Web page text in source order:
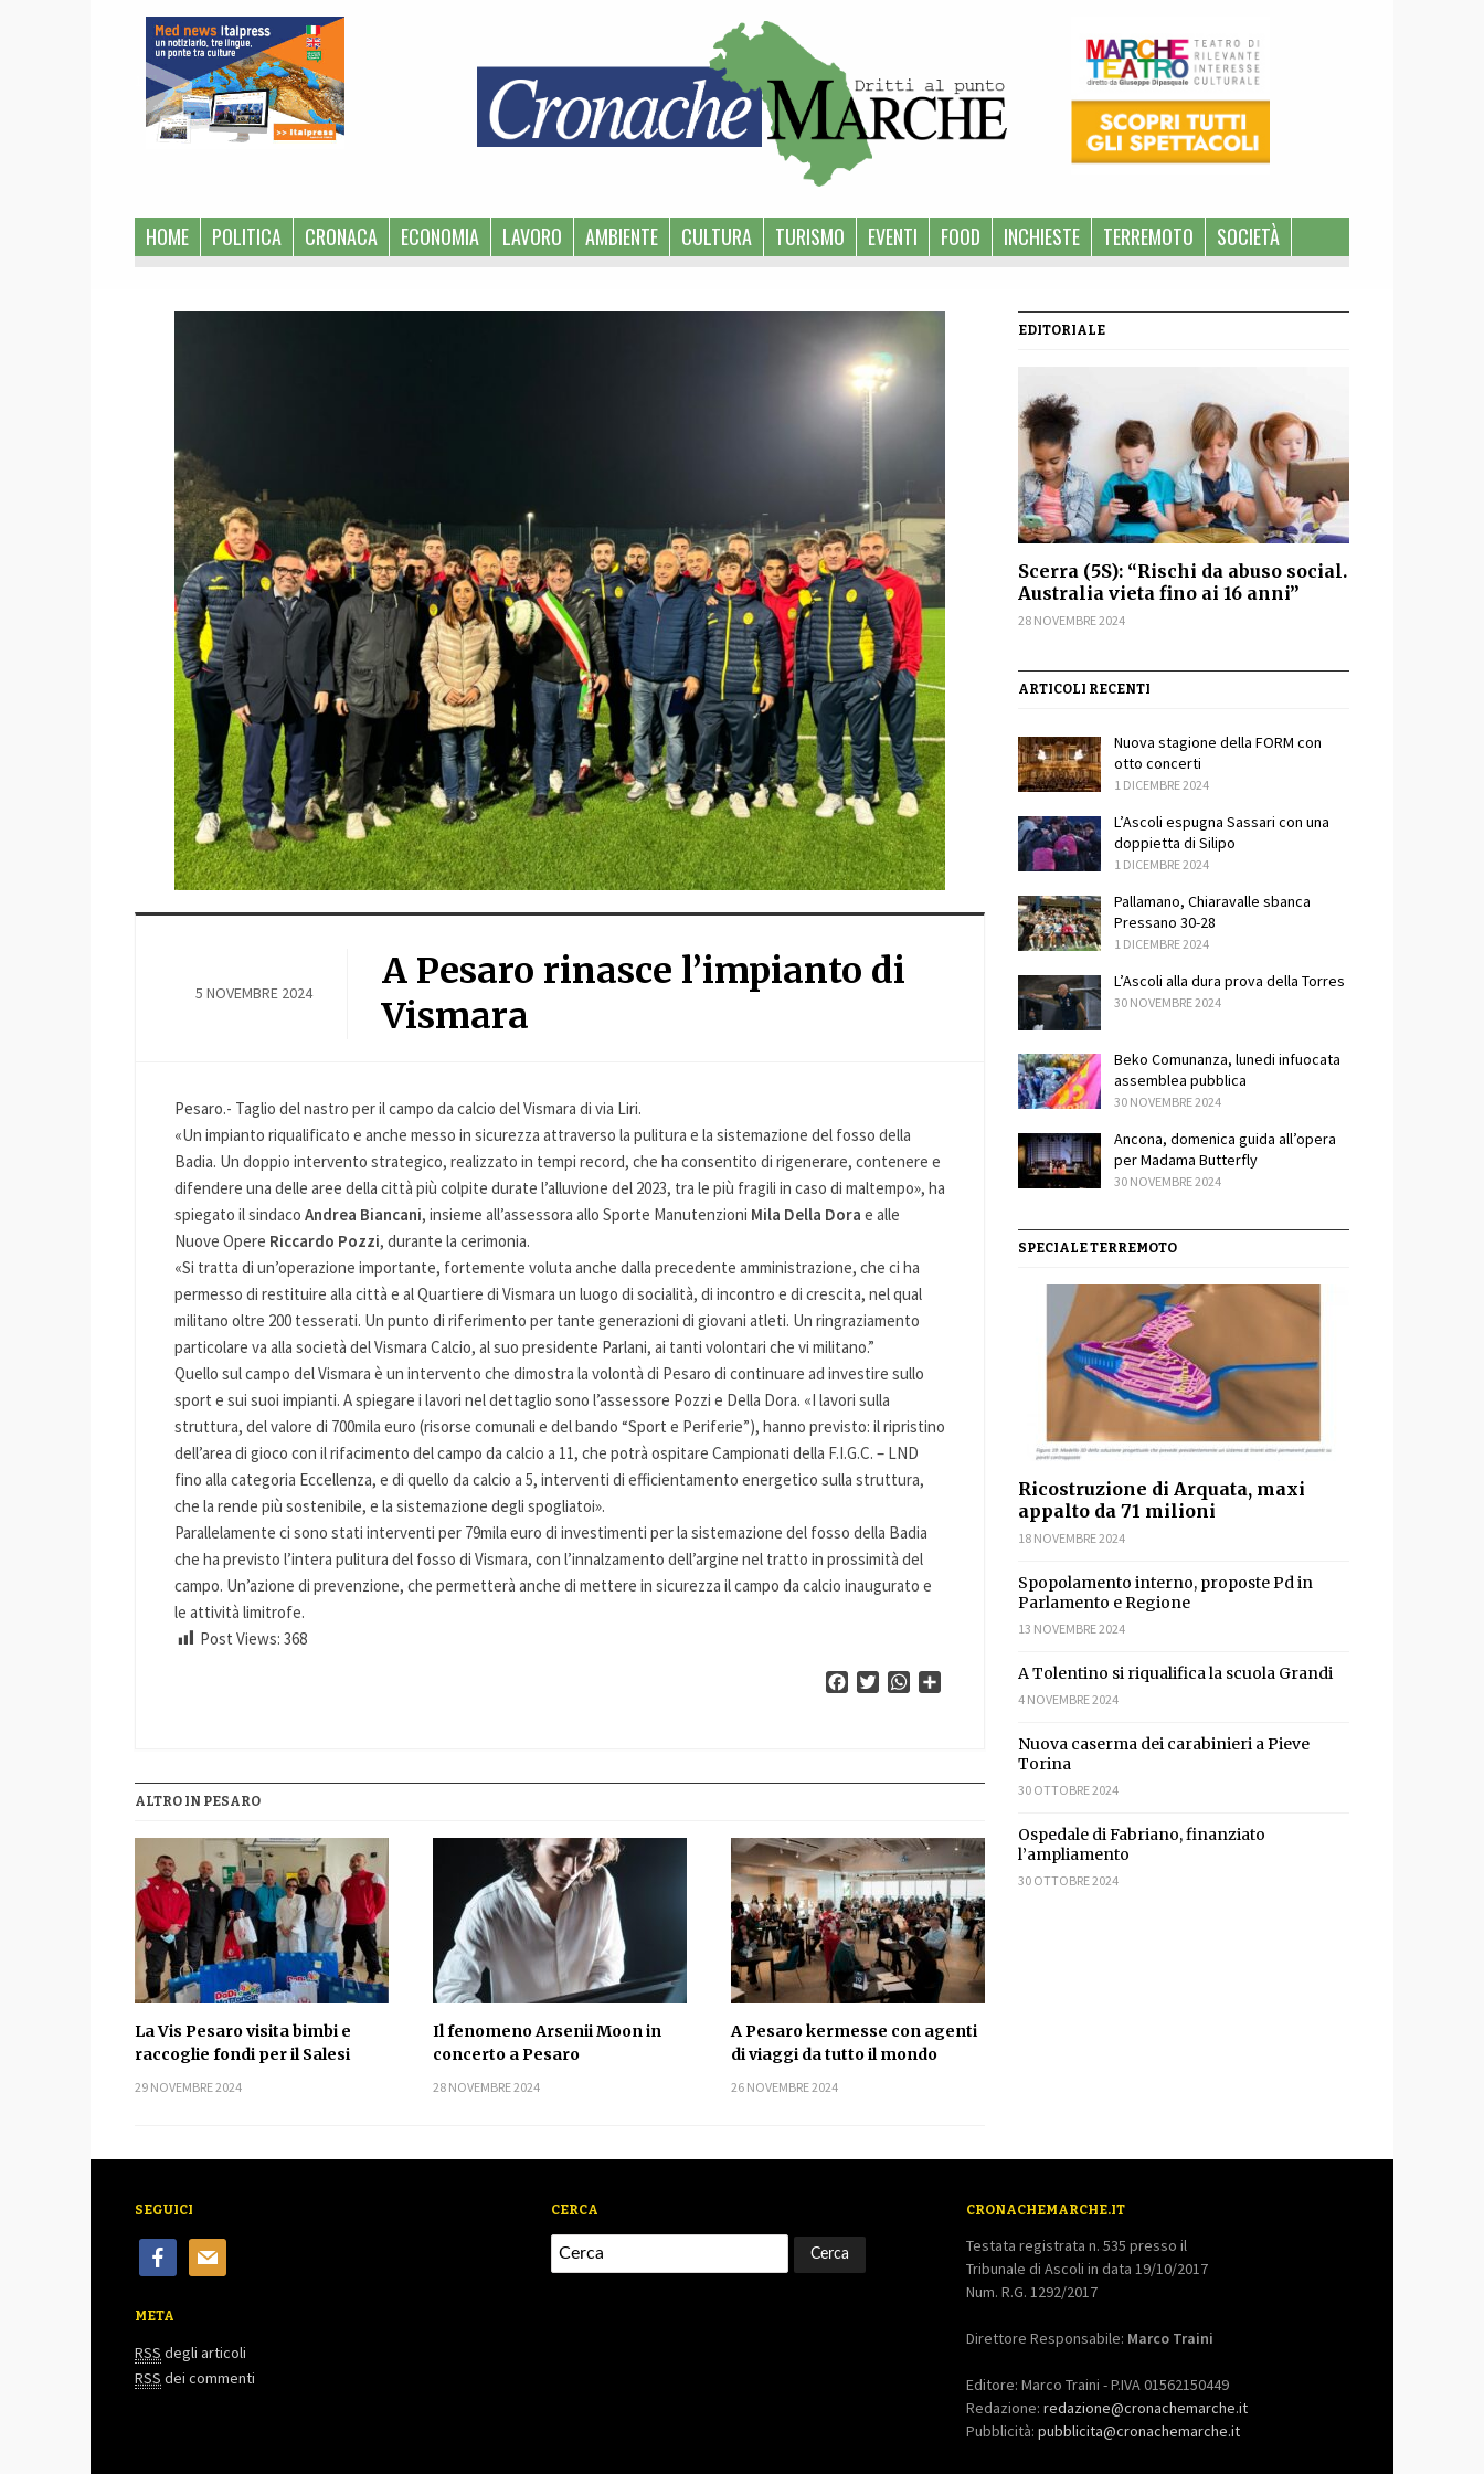
HOME POLITICA CRONACA ECONOMIA LAVORO AMBIENTE CULTURA TURISMO EVENTI FOOD INCHIESTE TERREMOTO SOCIETÀ
5 NOVEMBRE 2024
A Pesaro rinasce l’impianto di
Vismara
Pesaro.- Taglio del nastro per il campo da calcio del Vismara di via Liri.
«Un impianto riqualificato e anche messo in sicurezza attraverso la pulitura e la sistemazione del fosso della
Badia. Un doppio intervento strategico, realizzato in tempi record, che ha consentito di rigenerare, contenere e
difendere una delle aree della città più colpite durate l’alluvione del 2023, tra le più fragili in caso di maltempo», ha
spiegato il sindaco Andrea Biancani, insieme all’assessora allo Sporte Manutenzioni Mila Della Dora e alle
Nuove Opere Riccardo Pozzi, durante la cerimonia.
«Si tratta di un’operazione importante, fortemente voluta anche dalla precedente amministrazione, che ci ha
permesso di restituire alla città e al Quartiere di Vismara un luogo di socialità, di incontro e di crescita, nel qual
militano oltre 200 tesserati. Un punto di riferimento per tante generazioni di giovani atleti. Un ringraziamento
particolare va alla società del Vismara Calcio, al suo presidente Parlani, ai tanti volontari che vi militano.”
Quello sul campo del Vismara è un intervento che dimostra la volontà di Pesaro di continuare ad investire sullo
sport e sui suoi impianti. A spiegare i lavori nel dettaglio sono l’assessore Pozzi e Della Dora. «I lavori sulla
struttura, del valore di 700mila euro (risorse comunali e del bando “Sport e Periferie”), hanno previsto: il ripristino
dell’area di gioco con il rifacimento del campo da calcio a 11, che potrà ospitare Campionati della F.I.G.C. – LND
fino alla categoria Eccellenza, e di quello da calcio a 5, interventi di efficientamento energetico sulla struttura,
che la rende più sostenibile, e la sistemazione degli spogliatoi».
Parallelamente ci sono stati interventi per 79mila euro di investimenti per la sistemazione del fosso della Badia
che ha previsto l’intera pulitura del fosso di Vismara, con l’innalzamento dell’argine nel tratto in prossimità del
campo. Un’azione di prevenzione, che permetterà anche di mettere in sicurezza il campo da calcio inaugurato e
le attività limitrofe.
Post Views: 368
FacebookTwitterWhatsApp
ALTRO IN PESARO
La Vis Pesaro visita bimbi e
raccoglie fondi per il Salesi
29 NOVEMBRE 2024
Il fenomeno Arsenii Moon in
concerto a Pesaro
28 NOVEMBRE 2024
A Pesaro kermesse con agenti
di viaggi da tutto il mondo
26 NOVEMBRE 2024
EDITORIALE
Scerra (5S): “Rischi da abuso social.
Australia vieta fino ai 16 anni”
28 NOVEMBRE 2024
ARTICOLI RECENTI
Nuova stagione della FORM con
otto concerti
1 DICEMBRE 2024
L’Ascoli espugna Sassari con una
doppietta di Silipo
1 DICEMBRE 2024
Pallamano, Chiaravalle sbanca
Pressano 30-28
1 DICEMBRE 2024
L’Ascoli alla dura prova della Torres
30 NOVEMBRE 2024
Beko Comunanza, lunedi infuocata
assemblea pubblica
30 NOVEMBRE 2024
Ancona, domenica guida all’opera
per Madama Butterfly
30 NOVEMBRE 2024
SPECIALE TERREMOTO
Ricostruzione di Arquata, maxi
appalto da 71 milioni
18 NOVEMBRE 2024
Spopolamento interno, proposte Pd in
Parlamento e Regione
13 NOVEMBRE 2024
A Tolentino si riqualifica la scuola Grandi
4 NOVEMBRE 2024
Nuova caserma dei carabinieri a Pieve
Torina
30 OTTOBRE 2024
Ospedale di Fabriano, finanziato
l’ampliamento
30 OTTOBRE 2024
SEGUICI
facebookmail
META
RSS degli articoli
RSS dei commenti
CERCA CRONACHEMARCHE.IT
Testata registrata n. 535 presso il
Tribunale di Ascoli in data 19/10/2017
Num. R.G. 1292/2017
Direttore Responsabile: Marco Traini
Editore: Marco Traini - P.IVA 01562150449
Redazione:redazione@cronachemarche.it
Pubblicità:pubblicita@cronachemarche.it